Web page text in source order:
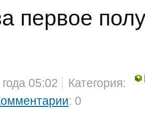
первое
05:02
Категория:
: 0